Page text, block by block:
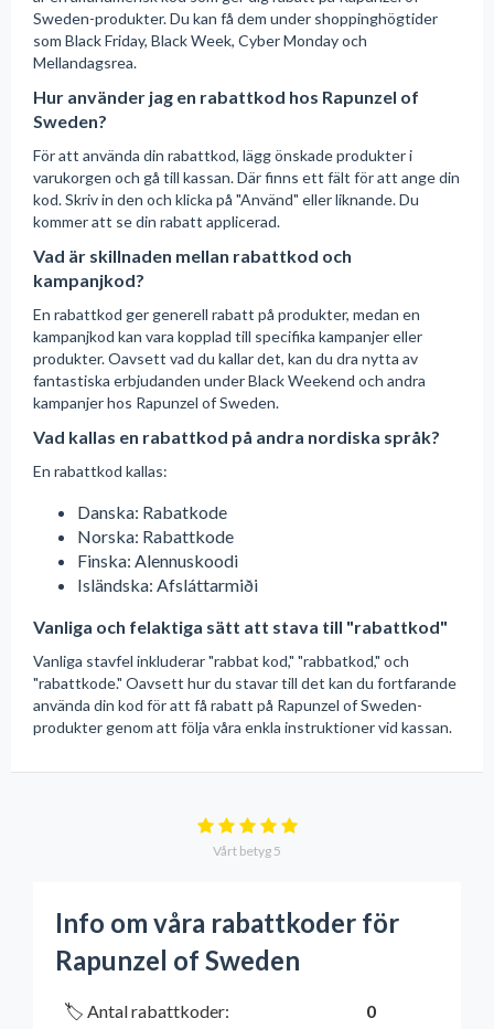
Sweden-produkter. Du kan få dem under shoppinghögtider
som Black Friday, Black Week, Cyber Monday och
Mellandagsrea.
Hur använder jag en rabattkod hos Rapunzel of
Sweden?
För att använda din rabattkod, lägg önskade produkter i
varukorgen och gå till kassan. Där finns ett fält för att ange din
kod. Skriv in den och klicka på "Använd" eller liknande. Du
kommer att se din rabatt applicerad.
Vad är skillnaden mellan rabattkod och
kampanjkod?
En rabattkod ger generell rabatt på produkter, medan en
kampanjkod kan vara kopplad till specifika kampanjer eller
produkter. Oavsett vad du kallar det, kan du dra nytta av
fantastiska erbjudanden under Black Weekend och andra
kampanjer hos Rapunzel of Sweden.
Vad kallas en rabattkod på andra nordiska språk?
En rabattkod kallas:
Danska: Rabatkode
Norska: Rabattkode
Finska: Alennuskoodi
Isländska: Afsláttarmiði
Vanliga och felaktiga sätt att stava till "rabattkod"
Vanliga stavfel inkluderar "rabbat kod," "rabbatkod," och
"rabattkode." Oavsett hur du stavar till det kan du fortfarande
använda din kod för att få rabatt på Rapunzel of Sweden-
produkter genom att följa våra enkla instruktioner vid kassan.
Vårt betyg 5
Info om våra rabattkoder för
Rapunzel of Sweden
🏷️ Antal rabattkoder: 0